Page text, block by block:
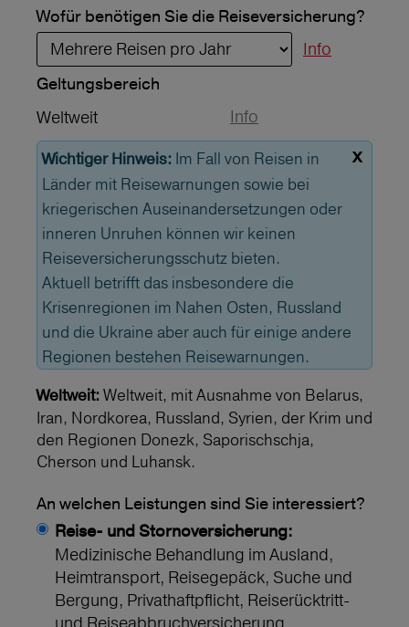
Wofür benötigen Sie die Reiseversicherung?
Info
Geltungs­bereich
Weltweit
Info
x
Wichtiger Hinweis: Im Fall von Reisen in
Länder mit Reisewarnungen sowie bei
kriegerischen Auseinandersetzungen oder
inneren Unruhen können wir keinen
Reiseversicherungsschutz bieten.
Aktuell betrifft das insbesondere die
Krisenregionen im Nahen Osten, Russland
und die Ukraine aber auch für einige andere
Regionen bestehen Reisewarnungen.
Weltweit: Weltweit, mit Ausnahme von Belarus,
Iran, Nordkorea, Russland, Syrien, der Krim und
den Regionen Donezk, Saporischschja,
Cherson und Luhansk.
An welchen Leistungen sind Sie interessiert?
Reise- und Stornoversicherung:
Medizinische Behandlung im Ausland,
Heimtransport, Reisegepäck, Suche und
Bergung, Privathaftpflicht, Reiserücktritt-
und Reiseabbruchversicherung.